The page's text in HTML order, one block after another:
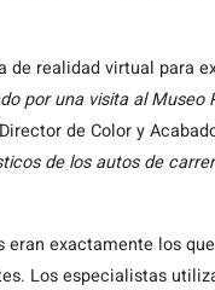
realidad virtual para
por una visita al
de Color y
de los autos de
eran exactamente los
Los especialistas